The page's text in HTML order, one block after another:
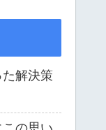
解決策